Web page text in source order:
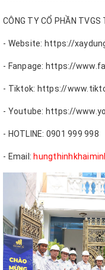
CÔNG TY CỔ PHẦN TVGS
- Website: https://
- Fanpage: https://
- Tiktok: https://
- Youtube: https://
- HOTLINE: 0901 999 998
- Email: